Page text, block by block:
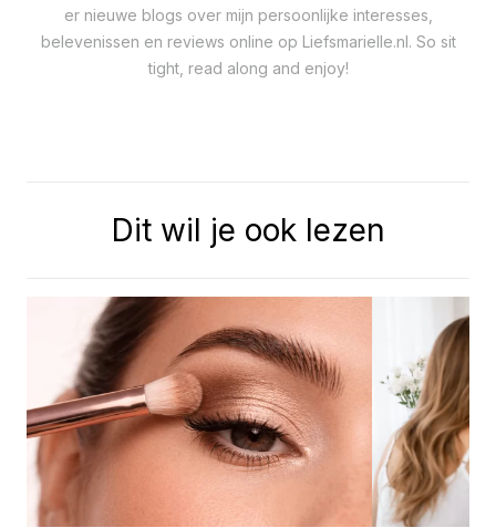
er nieuwe blogs over mijn persoonlijke interesses,
belevenissen en reviews online op Liefsmarielle.nl. So sit
tight, read along and enjoy!
Dit wil je ook lezen